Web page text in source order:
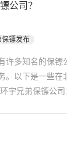
公司？
镖发布
许多知名的保镖
。以下是一些在
宇兄弟保镖公司